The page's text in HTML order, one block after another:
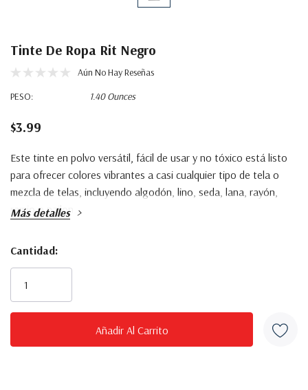
Tinte De Ropa Rit Negro
Aún No Hay Reseñas
PESO:
1.40 Ounces
$3.99
Este tinte en polvo versátil, fácil de usar y no tóxico está listo
para ofrecer colores vibrantes a casi cualquier tipo de tela o
mezcla de telas, incluyendo algodón, lino, seda, lana, rayón,
ramio o nailon.
Más detalles
actual:
Cantidad: